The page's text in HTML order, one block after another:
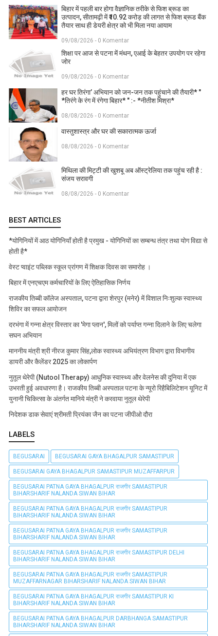
बिहार में पहली बार होगा वैज्ञानिक तरीके से फिश ब्रूड का
उत्पादन, सीतामढ़ी में ₹10.92 करोड़ की लागत से फिश ब्रूड बैंक
तैयार साथ ही डेयरी क्षेत्र को भी मिला नया आयाम
09/08/2026 - 0 Komentar
शिक्षा पर आज से पटना में मंथन, एआई के बेहतर उपयोग पर रहेगा
जोर
09/08/2026 - 0 Komentar
हर घर तिरंगा’ अभियान को जन-जन तक पहुंचाने की तैयारी* "
*तिरंगे के रंग में रंगेगा बिहार* " :- *नीतीश मिश्रा*
08/08/2026 - 0 Komentar
वास्तुशास्त्र और घर की सकारात्मक ऊर्जा
08/08/2026 - 0 Komentar
मिथिला की मिट्टी की खुशबू अब ऑस्ट्रेलिया तक पहुंच रही है :
संजय सरावगी
08/08/2026 - 0 Komentar
BEST ARTICLES
*योगिनियों में आठ योगिनियाँ होती है प्रमुख - योगिनियों का सम्बन्ध तंत्र तथा योग विद्या से
होती है*
वेस्ट प्वाइंट पब्लिक स्कूल प्रांगण में शिक्षक दिवस का समारोह ।
बिहार में एनएचएम कर्मचारियों के लिए ऐतिहासिक निर्णय
राजकीय तिब्बी कॉलेज अस्पताल, पटना द्वारा शेरपुर (मनेर) में विशाल निःशुल्क स्वास्थ्य
शिविर का सफल आयोजन
दरभंगा में गन्ना क्षेत्र विस्तार का 'मेगा प्लान', मिलों को पर्याप्त गन्ना दिलाने के लिए चलेगा
सघन अभियान
माननीय मंत्री श्री नीरज कुमार सिंह,लोक स्वास्थ्य अभियंत्रण विभाग द्वारा विभागीय
डायरी और कैलेंडर 2025 का लोकार्पण
नुतूल थेरेपी (Nutool Therapy) आधुनिक स्वास्थ्य और वेलनेस की दुनिया में एक
उभरती हुई अवधारणा है। राजकीय तिब्बी अस्पताल पटना के न्यूरो रिहैबिलिटेशन यूनिट में
युनानी चिकित्सा के अंतर्गत मानिये मंत्री ने करवाया नुतूल थेरेपी
निदेशक डाक सेवाएं श्रीमती प्रियंका जैन का पटना जीपीओ दौरा
LABELS
BEGUSARAI BEGUSARAI GAYA BHAGALPUR SAMASTIPUR
BEGUSARAI GAYA BHAGALPUR SAMASTIPUR MUZAFFARPUR
BEGUSARAI PATNA GAYA BHAGALPUR राजगीर SAMASTIPUR
BIHARSHARIF NALANDA SIWAN BIHAR
BEGUSARAI PATNA GAYA BHAGALPUR राजगीर SAMASTIPUR
BIHARSHARIF NALANDA SIWAN BIHAR
BEGUSARAI PATNA GAYA BHAGALPUR राजगीर SAMASTIPUR
BIHARSHARIF NALANDA SIWAN BIHAR
BEGUSARAI PATNA GAYA BHAGALPUR राजगीर SAMASTIPUR DELHI
BIHARSHARIF NALANDA SIWAN BIHAR
BEGUSARAI PATNA GAYA BHAGALPUR राजगीर SAMASTIPUR
MUZAFFARNAGAR BIHARSHARIF NALANDA SIWAN BIHAR
BEGUSARAI PATNA GAYA BHAGALPUR राजगीर SAMASTIPUR KI
BIHARSHARIF NALANDA SIWAN BIHAR
BEGUSARAI PATNA GAYA BHAGALPUR DARBHANGA SAMASTIPUR
BIHARSHARIF NALANDA SIWAN BIHAR